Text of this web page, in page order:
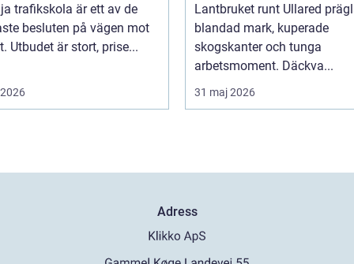
trafikskola är ett av de
besluten på vägen mot
Utbudet är stort, prise...
Lantbruket runt Ullared
blandad mark, kuperade
skogskanter och tunga
arbetsmoment. Däckva...
31 maj 2026
Adress